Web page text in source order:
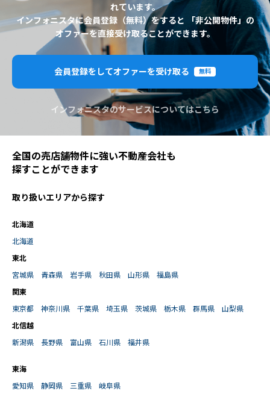
れています。
インフォニスタに会員登録（無料）をすると 「非公開物件」の
オファーを直接受け取ることができます。
会員登録をしてオファーを受け取る 無料
インフォニスタのサービスについてはこちら
全国の売店舗物件に強い不動産会社も
探すことができます
取り扱いエリアから探す
北海道
北海道
東北
宮城県
青森県 岩手県 秋田県 山形県
福島県
関東
東京都
神奈川県 千葉県 埼玉県 茨城県 栃木県 群馬県
山梨県
北信越
新潟県
長野県 富山県 石川県 福井県
東海
愛知県
静岡県 三重県
岐阜県